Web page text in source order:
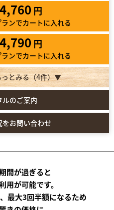
円
ンでカートに入れる
円
ンでカートに入れる
とみる（4件）▼
のご案内
お問い合わせ
間が過ぎると
用が可能です。
最大3回半額になるため